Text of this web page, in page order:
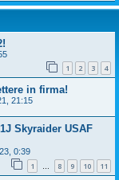
1 2 3 4
in firma!
21:15
Skyraider USAF
0:39
1 … 8 9 10 11